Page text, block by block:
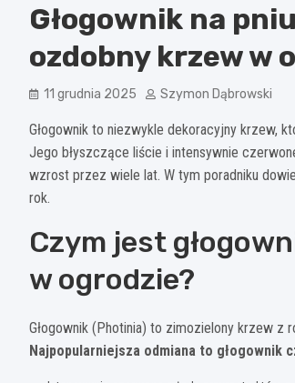
Głogownik na
ozdobny krzew w
11 grudnia 2025 Szymon Dąbrowski
Głogownik to niezwykle dekoracyjny krzew,
Jego błyszczące liście i intensywnie
wzrost przez wiele lat. W tym poradniku
rok.
Czym jest
w ogrodzie?
Głogownik (Photinia) to zimozielony krzew
Najpopularniejsza odmiana to głogownik